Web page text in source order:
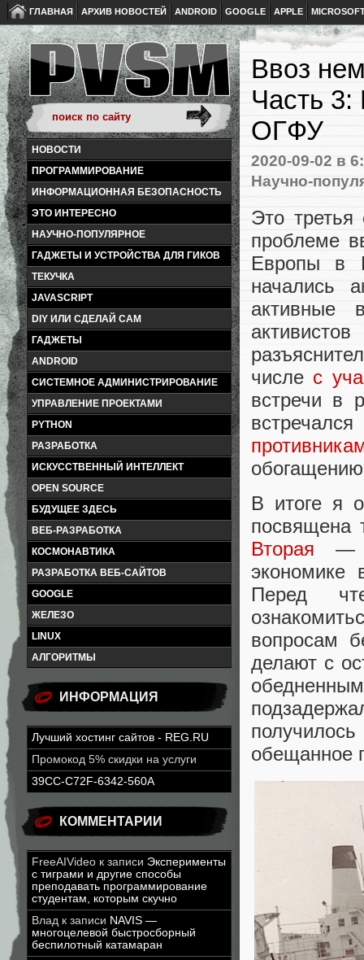
ГЛАВНАЯ АРХИВ НОВОСТЕЙ ANDROID GOOGLE APPLE
НОВОСТИ
ПРОГРАММИРОВАНИЕ
ИНФОРМАЦИОННАЯ БЕЗОПАСНОСТЬ
ЭТО ИНТЕРЕСНО
НАУЧНО-ПОПУЛЯРНОЕ
ГАДЖЕТЫ И УСТРОЙСТВА ДЛЯ ГИКОВ
ТЕКУЧКА
JAVASCRIPT
DIY ИЛИ СДЕЛАЙ САМ
ГАДЖЕТЫ
ANDROID
СИСТЕМНОЕ АДМИНИСТРИРОВАНИЕ
УПРАВЛЕНИЕ ПРОЕКТАМИ
PYTHON
РАЗРАБОТКА
ИСКУССТВЕННЫЙ ИНТЕЛЛЕКТ
OPEN SOURCE
БУДУЩЕЕ ЗДЕСЬ
ВЕБ-РАЗРАБОТКА
КОСМОНАВТИКА
РАЗРАБОТКА ВЕБ-САЙТОВ
GOOGLE
ЖЕЛЕЗО
LINUX
АЛГОРИТМЫ
ИНФОРМАЦИЯ
Лучший хостинг сайтов - REG.RU
Промокод 5% скидки на услуги
39CC-C72F-6342-560A
КОММЕНТАРИИ
FreeAIVideo к записи Эксперименты
с тиграми и другие способы
преподавать программирование
студентам, которым скучно
Влад к записи NAVIS —
многоцелевой быстросборный
беспилотный катамаран
Ввоз
Часть 3:
ОГФУ
2020-09-02 в
Научно-
Это третья
проблеме
Европы в
начались
активные
числе с
встречи в
В итоге я
посвящена
Вторая —
Перед
вопросам
делают с
обещанное